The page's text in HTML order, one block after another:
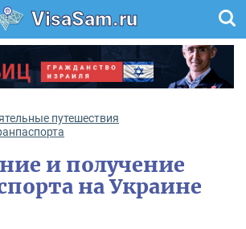
VisaSam.ru
путешествия
и получение
на Украине